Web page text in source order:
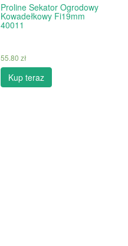
Proline Sekator Ogrodowy
Kowadełkowy Fi19mm
40011
55.80 zł
Kup teraz